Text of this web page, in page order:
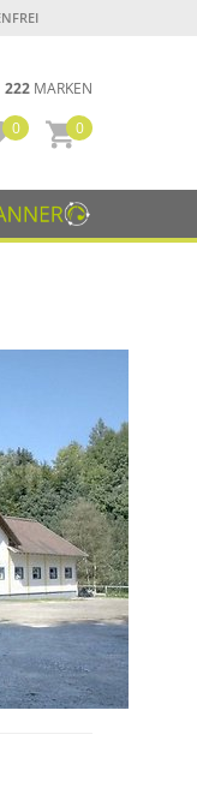
222 MARKEN
0
0